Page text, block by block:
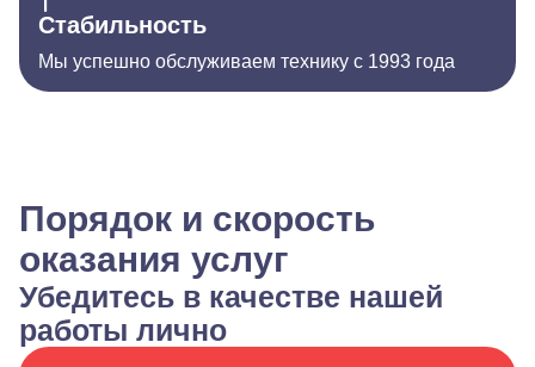
Стабильность
Мы успешно обслуживаем технику с 1993 года
Порядок и скорость
оказания услуг
Убедитесь в качестве нашей
работы лично